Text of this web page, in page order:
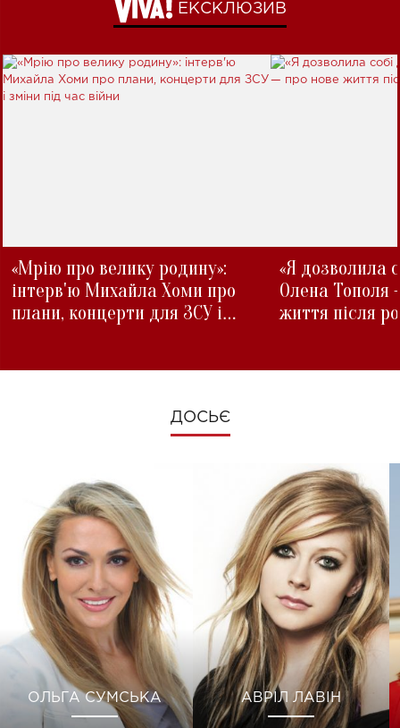
ЕКСКЛЮЗИВ
«Мрію про велику родину»:
інтерв'ю Михайла Хоми про
плани, концерти для ЗСУ і
«Я дозволила
Олена Тополя
життя після
ДОСЬЄ
ОЛЬГА СУМСЬКА АВРІЛ ЛАВІН